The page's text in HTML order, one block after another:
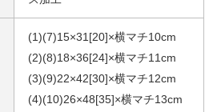
(1)(7)15×31[20]×横マチ10cm
(2)(8)18×36[24]×横マチ11cm
(3)(9)22×42[30]×横マチ12cm
(4)(10)26×48[35]×横マチ13cm